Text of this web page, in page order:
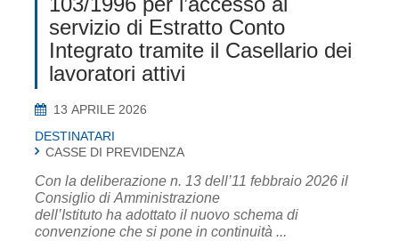
servizio di Estratto Conto
Integrato tramite il Casellario dei
lavoratori attivi
13 APRILE 2026
DESTINATARI
CASSE DI PREVIDENZA
Con la deliberazione n. 13 dell’11 febbraio 2026 il
Consiglio di Amministrazione
dell’Istituto ha adottato il nuovo schema di
convenzione che si pone in continuità ...